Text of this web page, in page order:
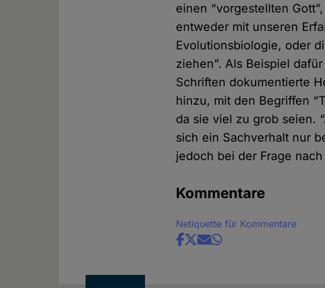
einen “vorgestellten
entweder mit unseren
Evolutionsbiologie, oder
ziehen”. Als Beispiel
Schriften dokumentierte
hinzu, mit den Begriffen
da sie viel zu grob seien.
sich ein Sachverhalt nur
jedoch bei der Frage
Kommentare
Netiquette für Kommentare
Share